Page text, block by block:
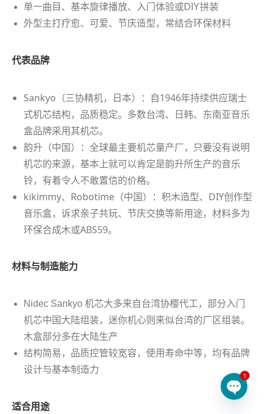
单一曲目、基本旋律播放、入门体验或DIY拼装
外型主打疗愈、可爱、节庆造型，常结合环保材料
代表品牌
Sankyo（三协精机，日本）：自1946年持续供应瑞士
式机芯结构，品质稳定。多数台湾、日韩、东南亚音乐
盒品牌采用其机芯。
韵升（中国）：全球最主要机芯量产厂，只要没有说明
机芯的来源，基本上就可以肯定是韵升所生产的音乐
铃，有着令人不敢置信的价格。
kikimmy、Robotime（中国）：积木造型、DIY创作型
音乐盒，诉求亲子共玩、节庆交换等新用途，材料多为
环保合成木或ABS59。
材料与制造能力
Nidec Sankyo 机芯大多来自台湾协樱代工，部分入门
机芯中国大陆组装，迷你机心则来似台湾的厂区组装。
木盒部分多在大陆生产
结构简易，品质控管较宽容，使用寿命中等，均有品牌
设计与基本制造力
适合用途
1